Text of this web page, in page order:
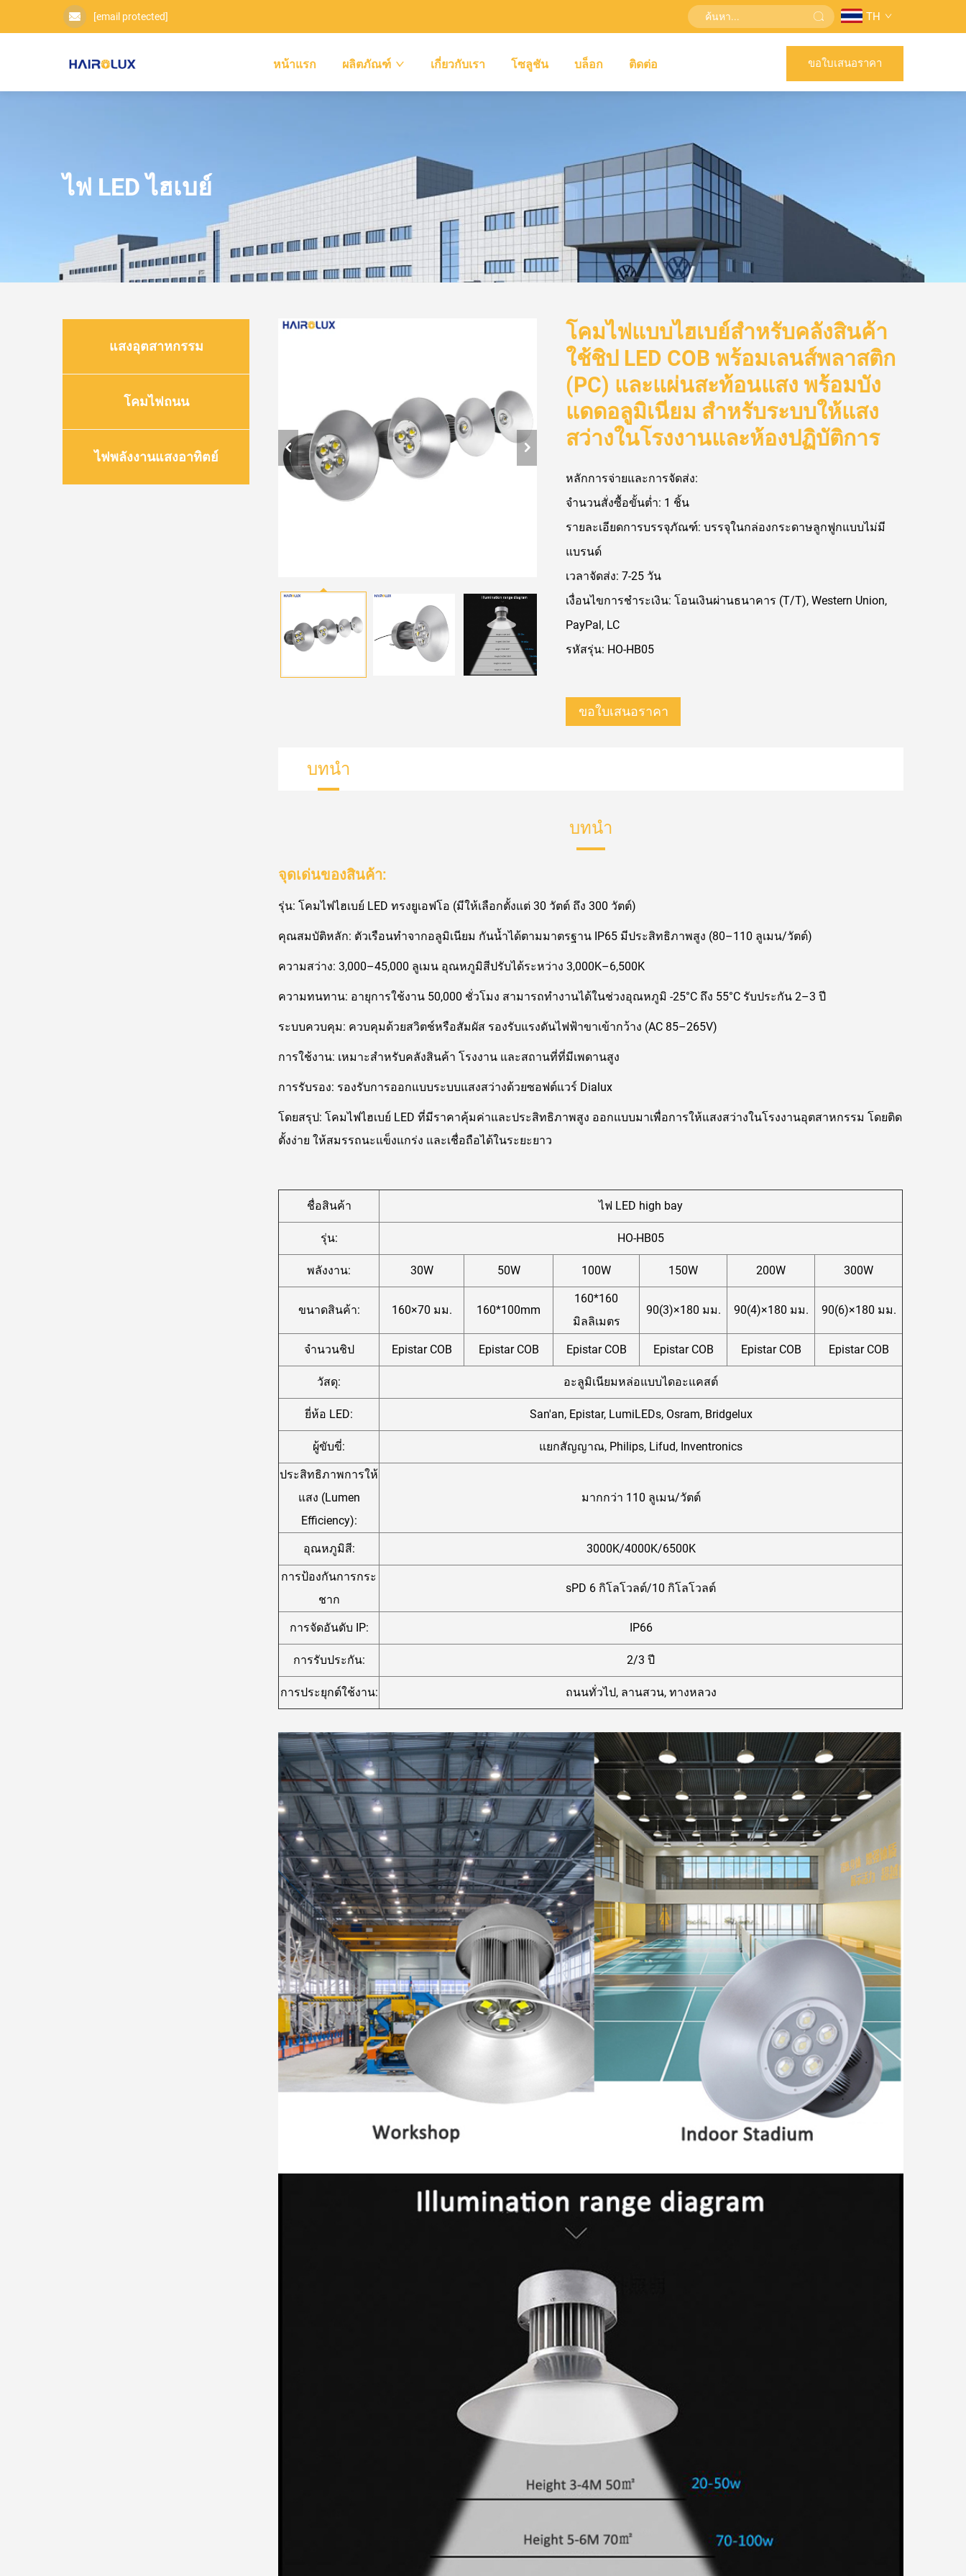
[email protected] TH
หน้าแรก ผลิตภัณฑ์ เกี่ยวกับเรา โซลูชัน บล็อก ติดต่อ ขอใบเสนอราคา
ไฟ LED ไฮเบย์
แสงอุตสาหกรรม
โคมไฟถนน
ไฟพลังงานแสงอาทิตย์
โคมไฟแบบไฮเบย์สำหรับคลังสินค้า
ใช้ชิป LED COB พร้อมเลนส์พลาสติก
(PC) และแผ่นสะท้อนแสง พร้อมบัง
แดดอลูมิเนียม สำหรับระบบให้แสง
สว่างในโรงงานและห้องปฏิบัติการ
หลักการจ่ายและการจัดส่ง:
จำนวนสั่งซื้อขั้นต่ำ: 1 ชิ้น
รายละเอียดการบรรจุภัณฑ์: บรรจุในกล่องกระดาษลูกฟูกแบบไม่มี
แบรนด์
เวลาจัดส่ง: 7-25 วัน
เงื่อนไขการชำระเงิน: โอนเงินผ่านธนาคาร (T/T), Western Union,
PayPal, LC
รหัสรุ่น: HO-HB05
ขอใบเสนอราคา
บทนำ
บทนำ
จุดเด่นของสินค้า:
รุ่น: โคมไฟไฮเบย์ LED ทรงยูเอฟโอ (มีให้เลือกตั้งแต่ 30 วัตต์ ถึง 300 วัตต์)
คุณสมบัติหลัก: ตัวเรือนทำจากอลูมิเนียม กันน้ำได้ตามมาตรฐาน IP65 มีประสิทธิภาพสูง (80–110 ลูเมน/วัตต์)
ความสว่าง: 3,000–45,000 ลูเมน อุณหภูมิสีปรับได้ระหว่าง 3,000K–6,500K
ความทนทาน: อายุการใช้งาน 50,000 ชั่วโมง สามารถทำงานได้ในช่วงอุณหภูมิ -25°C ถึง 55°C รับประกัน 2–3 ปี
ระบบควบคุม: ควบคุมด้วยสวิตช์หรือสัมผัส รองรับแรงดันไฟฟ้าขาเข้ากว้าง (AC 85–265V)
การใช้งาน: เหมาะสำหรับคลังสินค้า โรงงาน และสถานที่ที่มีเพดานสูง
การรับรอง: รองรับการออกแบบระบบแสงสว่างด้วยซอฟต์แวร์ Dialux
โดยสรุป: โคมไฟไฮเบย์ LED ที่มีราคาคุ้มค่าและประสิทธิภาพสูง ออกแบบมาเพื่อการให้แสงสว่างในโรงงานอุตสาหกรรม โดยติด
ตั้งง่าย ให้สมรรถนะแข็งแกร่ง และเชื่อถือได้ในระยะยาว
ชื่อสินค้า ไฟ LED high bay
รุ่น: HO-HB05
พลังงาน: 30W 50W 100W 150W 200W 300W
ขนาดสินค้า: 160×70 มม. 160*100mm
160*160
มิลลิเมตร
90(3)×180 มม. 90(4)×180 มม. 90(6)×180 มม.
จำนวนชิป Epistar COB Epistar COB Epistar COB Epistar COB Epistar COB Epistar COB
วัสดุ: อะลูมิเนียมหล่อแบบไดอะแคสต์
ยี่ห้อ LED: San'an, Epistar, LumiLEDs, Osram, Bridgelux
ผู้ขับขี่: แยกสัญญาณ, Philips, Lifud, Inventronics
ประสิทธิภาพการให้
แสง (Lumen
Efficiency):
มากกว่า 110 ลูเมน/วัตต์
อุณหภูมิสี: 3000K/4000K/6500K
การป้องกันการกระ
ชาก
sPD 6 กิโลโวลต์/10 กิโลโวลต์
การจัดอันดับ IP: IP66
การรับประกัน: 2/3 ปี
การประยุกต์ใช้งาน: ถนนทั่วไป, ลานสวน, ทางหลวง